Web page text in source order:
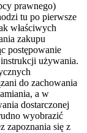
prawnego)
tu po pierwsze
właściwych
zakupu
postępowanie
instrukcji używania.
do zachowania
a w
dostarczonej
wyobrazić
zapoznania się z